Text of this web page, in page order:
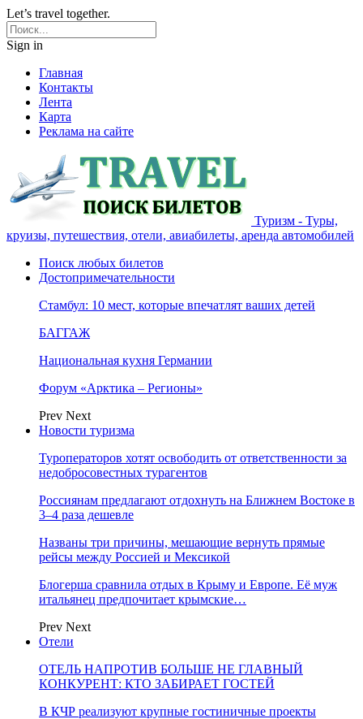
Let’s travel together.
Sign in
Главная
Контакты
Лента
Карта
Реклама на сайте
Туризм - Туры,
круизы, путешествия, отели, авиабилеты, аренда автомобилей
Поиск любых билетов
Достопримечательности
Стамбул: 10 мест, которые впечатлят ваших детей
БАГГАЖ
Национальная кухня Германии
Форум «Арктика – Регионы»
Prev Next
Новости туризма
Туроператоров хотят освободить от ответственности за
недобросовестных турагентов
Россиянам предлагают отдохнуть на Ближнем Востоке в
3–4 раза дешевле
Названы три причины, мешающие вернуть прямые
рейсы между Россией и Мексикой
Блогерша сравнила отдых в Крыму и Европе. Её муж
итальянец предпочитает крымские…
Prev Next
Отели
ОТЕЛЬ НАПРОТИВ БОЛЬШЕ НЕ ГЛАВНЫЙ
КОНКУРЕНТ: КТО ЗАБИРАЕТ ГОСТЕЙ
В КЧР реализуют крупные гостиничные проекты